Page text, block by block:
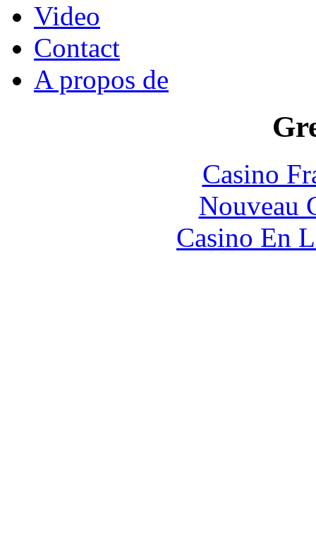
Video
Contact
A propos de
Casino
Nouveau
Casino En